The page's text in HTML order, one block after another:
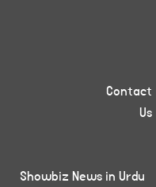
Contact
Us
Showbiz News in Urdu